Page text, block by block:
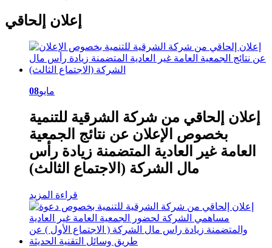
إعلان إلحاقي
08مايو
إعلان إلحاقي من شركة الشرقية للتنمية
بخصوص الإعلان عن نتائج الجمعية
العامة غير العادية المتضمنة زيادة رأس
مال الشركة (الاجتماع الثالث)
قراءة المزيد